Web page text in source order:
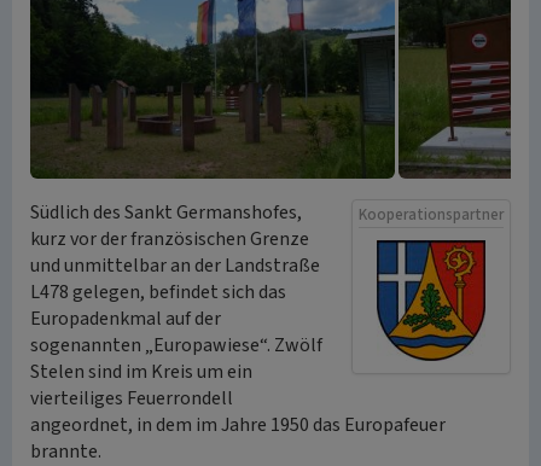
Kooperationspartner
Südlich des Sankt Germanshofes,
kurz vor der französischen Grenze
und unmittelbar an der Landstraße
L478 gelegen, befindet sich das
Europadenkmal auf der
sogenannten „Europawiese“. Zwölf
Stelen sind im Kreis um ein
vierteiliges Feuerrondell
angeordnet, in dem im Jahre 1950 das Europafeuer
brannte.